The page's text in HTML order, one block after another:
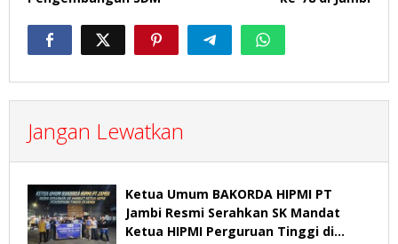
Jangan Lewatkan
Ketua Umum BAKORDA HIPMI PT
Jambi Resmi Serahkan SK Mandat
Ketua HIPMI Perguruan Tinggi di